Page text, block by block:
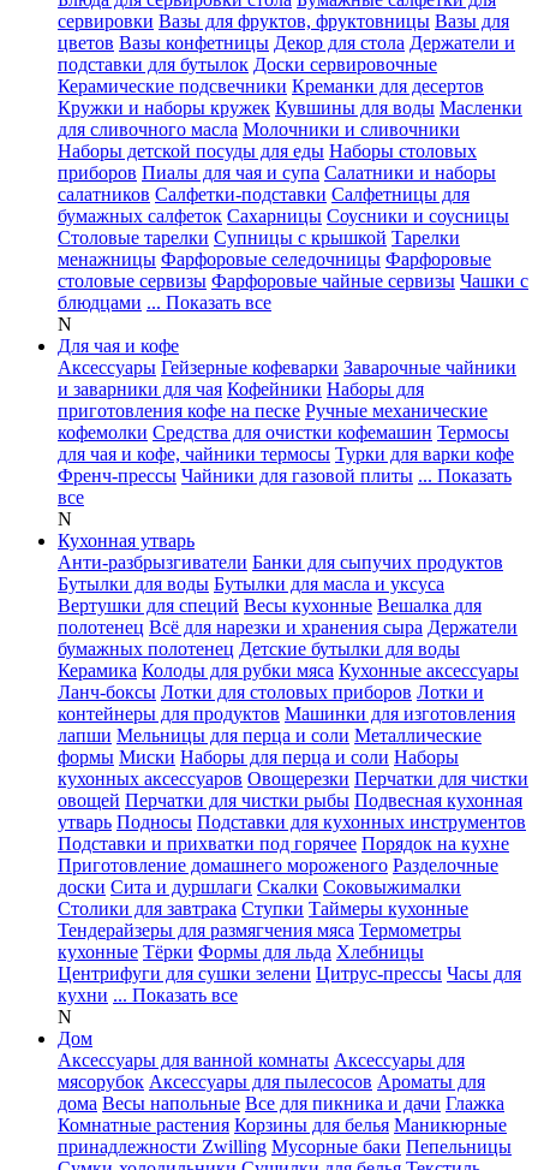
сервировки Вазы для фруктов, фруктовницы Вазы для
цветов Вазы конфетницы Декор для стола Держатели и
подставки для бутылок Доски сервировочные
Керамические подсвечники Креманки для десертов
Кружки и наборы кружек Кувшины для воды Масленки
для сливочного масла Молочники и сливочники
Наборы детской посуды для еды Наборы столовых
приборов Пиалы для чая и супа Салатники и наборы
салатников Салфетки-подставки Салфетницы для
бумажных салфеток Сахарницы Соусники и соусницы
Столовые тарелки Супницы с крышкой Тарелки
менажницы Фарфоровые селедочницы Фарфоровые
столовые сервизы Фарфоровые чайные сервизы Чашки с
блюдцами ... Показать все
N
Для чая и кофе
Аксессуары Гейзерные кофеварки Заварочные чайники
и заварники для чая Кофейники Наборы для
приготовления кофе на песке Ручные механические
кофемолки Средства для очистки кофемашин Термосы
для чая и кофе, чайники термосы Турки для варки кофе
Френч-прессы Чайники для газовой плиты ... Показать
все
N
Кухонная утварь
Анти-разбрызгиватели Банки для сыпучих продуктов
Бутылки для воды Бутылки для масла и уксуса
Вертушки для специй Весы кухонные Вешалка для
полотенец Всё для нарезки и хранения сыра Держатели
бумажных полотенец Детские бутылки для воды
Керамика Колоды для рубки мяса Кухонные аксессуары
Ланч-боксы Лотки для столовых приборов Лотки и
контейнеры для продуктов Машинки для изготовления
лапши Мельницы для перца и соли Металлические
формы Миски Наборы для перца и соли Наборы
кухонных аксессуаров Овощерезки Перчатки для чистки
овощей Перчатки для чистки рыбы Подвесная кухонная
утварь Подносы Подставки для кухонных инструментов
Подставки и прихватки под горячее Порядок на кухне
Приготовление домашнего мороженого Разделочные
доски Сита и дуршлаги Скалки Соковыжималки
Столики для завтрака Ступки Таймеры кухонные
Тендерайзеры для размягчения мяса Термометры
кухонные Тёрки Формы для льда Хлебницы
Центрифуги для сушки зелени Цитрус-прессы Часы для
кухни ... Показать все
N
Дом
Аксессуары для ванной комнаты Аксессуары для
мясорубок Аксессуары для пылесосов Ароматы для
дома Весы напольные Все для пикника и дачи Глажка
Комнатные растения Корзины для белья Маникюрные
принадлежности Zwilling Мусорные баки Пепельницы